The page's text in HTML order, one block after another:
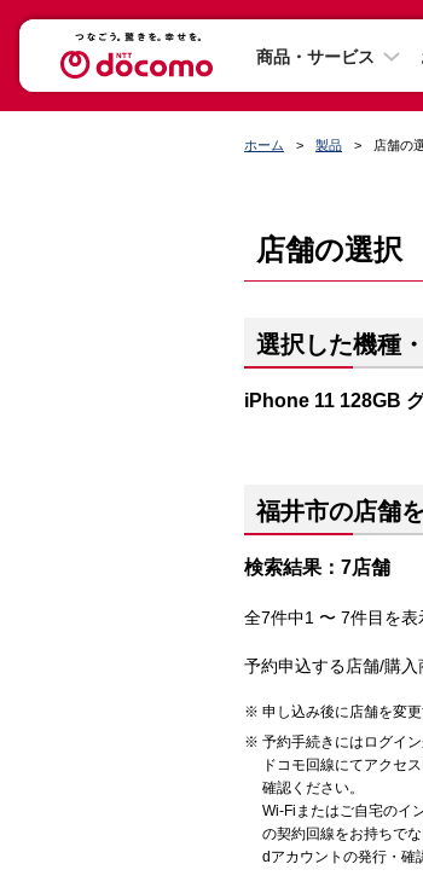
商品・サービス
ホーム 製品 店舗の
店舗の選択
選択した機種
iPhone 11 128GB
福井市の店舗
検索結果：7店舗
全7件中1 〜 7件目を
予約申込する店舗/購入
申し込み後に店舗を変
予約手続きにはログイン
ドコモ回線にてアクセ
確認ください。
Wi-Fiまたはご自宅のイ
の契約回線をお持ちで
dアカウントの発行・確